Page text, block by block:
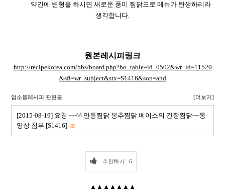
약간에 변형을 하시면 새로운 풍미 찜닭으로 메뉴가 탄생하리라
생각합니다.
원본레시피링크
http://recipekorea.com/bbs/board.php?bo_table=ld_0502&wr_id=11520
&sfl=wr_subject&stx=S1416&sop=and
업소용레시피 관련글 [더보기]
[2015-08-19] 요청 ~~^^ 안동찜닭 봉추찜닭 베이스의 간장찜닭~~동
영상 첨부 [S1416] 85
추천하기 : 6
▲▲▲▲▲▲▲